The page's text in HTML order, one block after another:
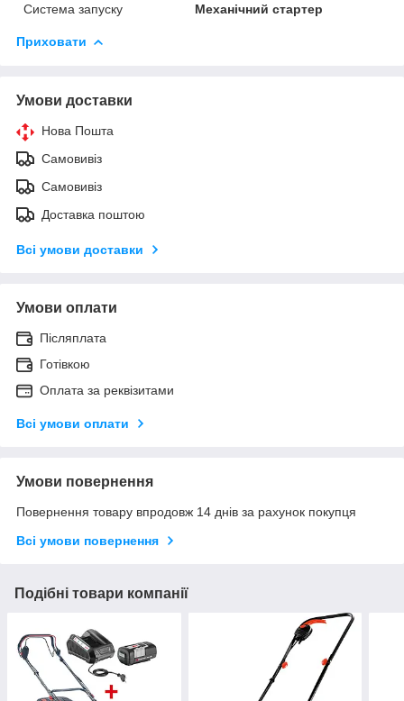
Система запуску
Механічний стартер
Приховати
Умови доставки
Нова Пошта
Самовивіз
Самовивіз
Доставка поштою
Всі умови доставки
Умови оплати
Післяплата
Готівкою
Оплата за реквізитами
Всі умови оплати
Умови повернення
Повернення товару впродовж 14 днів за рахунок покупця
Всі умови повернення
Подібні товари компанії